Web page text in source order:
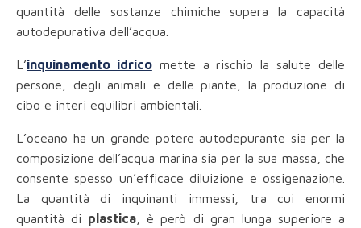
quantità delle sostanze chimiche supera la capacità
autodepurativa dell’acqua.
L’inquinamento idricomette a rischio la salute delle
persone, degli animali e delle piante, la produzione di
cibo e interi equilibri ambientali.
L’oceano ha un grande potere autodepurante sia per la
composizione dell’acqua marina sia per la sua massa, che
consente spesso un’efficace diluizione e ossigenazione.
La quantità di inquinanti immessi, tra cui enormi
quantità di plastica , è però di gran lunga superiore a